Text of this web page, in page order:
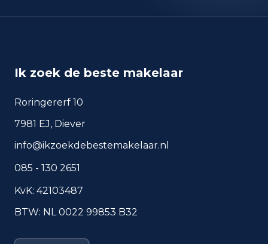
Ik zoek de beste makelaar
Roringererf 10
7981 EJ, Diever
info@ikzoekdebestemakelaar.nl
085 - 130 2651
KvK: 42103487
BTW: NL 0022 99853 B32